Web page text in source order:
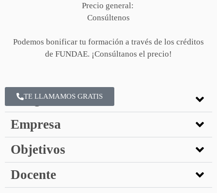
Precio general:
Consúltenos
Podemos bonificar tu formación a través de los créditos
de FUNDAE. ¡Consúltanos el precio!
Dirigido a
Empresa
Objetivos
Docente
TE LLAMAMOS GRATIS